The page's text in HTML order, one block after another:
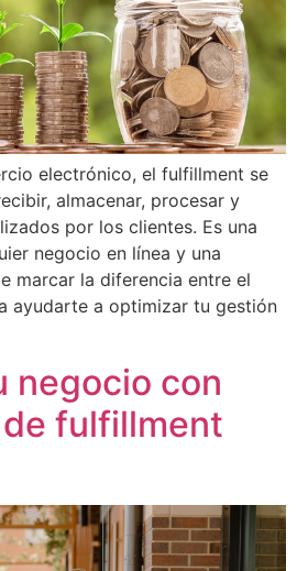
electrónico, el fulfillment se
almacenar, procesar y
por los clientes. Es una
negocio en línea y una
marcar la diferencia entre el
ayudarte a optimizar tu gestión
negocio con
fulfillment